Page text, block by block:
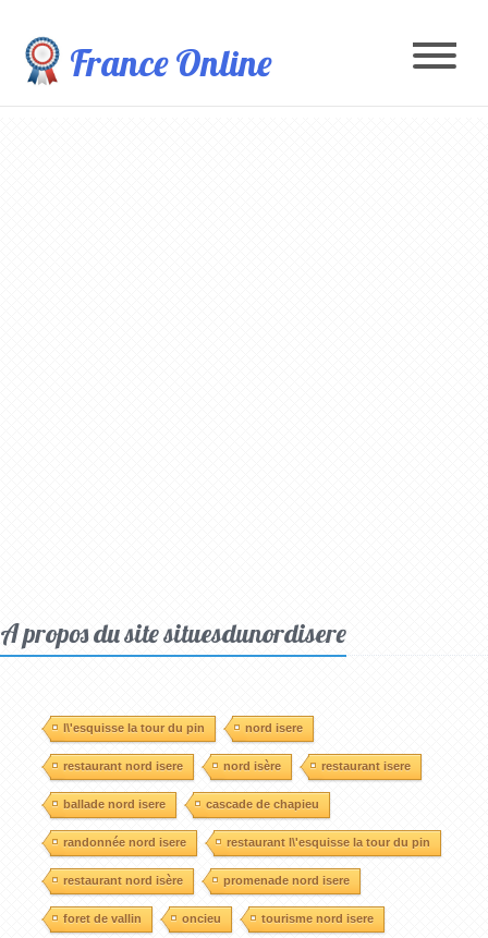
France Online
A propos du site situesdunordisere
l\'esquisse la tour du pin nord isere
restaurant nord isere nord isère restaurant isere
ballade nord isere cascade de chapieu
randonnée nord isere restaurant l\'esquisse la tour du pin
restaurant nord isère promenade nord isere
foret de vallin oncieu tourisme nord isere